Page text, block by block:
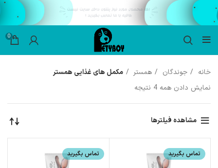
0
خانه جوندگان همستر
مکمل های غذایی همستر
نمایش دادن همه 4 نتیجه
مشاهده فیلترها
تماس بگیرید تماس بگیرید